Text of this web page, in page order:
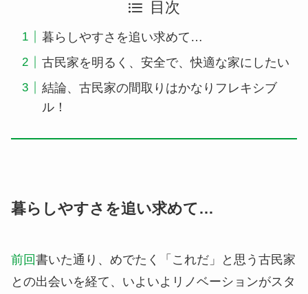
目次
暮らしやすさを追い求めて…
古民家を明るく、安全で、快適な家にしたい
結論、古民家の間取りはかなりフレキシブ
ル！
暮らしやすさを追い求めて…
前回書いた通り、めでたく「これだ」と思う古民家
との出会いを経て、いよいよリノベーションがスタ